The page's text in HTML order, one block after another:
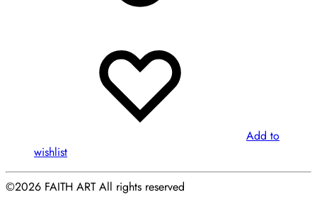
Add to
wishlist
©2026 FAITH ART All rights reserved